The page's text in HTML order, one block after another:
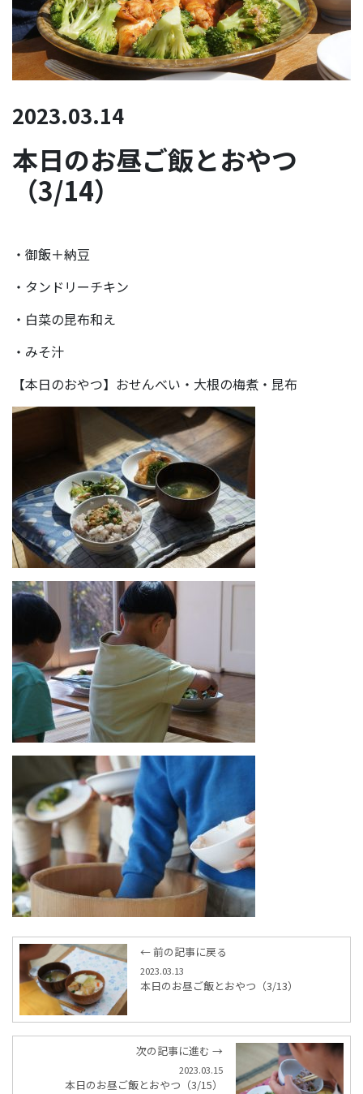
2023.03.14
本日のお昼ご飯とおやつ
（3/14）
・御飯＋納豆
・タンドリーチキン
・白菜の昆布和え
・みそ汁
【本日のおやつ】おせんべい・大根の梅煮・昆布
← 前の記事に戻る
2023.03.13
本日のお昼ご飯とおやつ（3/13）
次の記事に進む →
2023.03.15
本日のお昼ご飯とおやつ（3/15）